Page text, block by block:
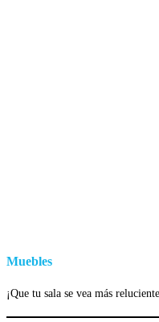
Muebles
¡Que tu sala se vea más